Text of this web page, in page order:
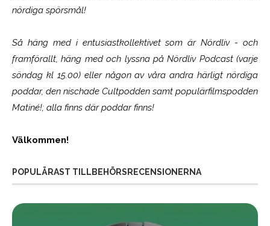
nördiga spörsmål!
Så häng med i entusiastkollektivet som ärNördliv- och
framförallt, häng med och lyssna på Nördliv Podcast (varje
söndag kl 15.00) eller någon av våra andra härligt nördiga
poddar, den nischade Cultpodden samt populärfilmspodden
Matiné!; alla finns där poddar finns!
Välkommen!
POPULÄRAST TILLBEHÖRSRECENSIONERNA